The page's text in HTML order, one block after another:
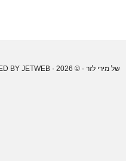
של מירי לזר · © 2026 · POWERED BY
JETWEB